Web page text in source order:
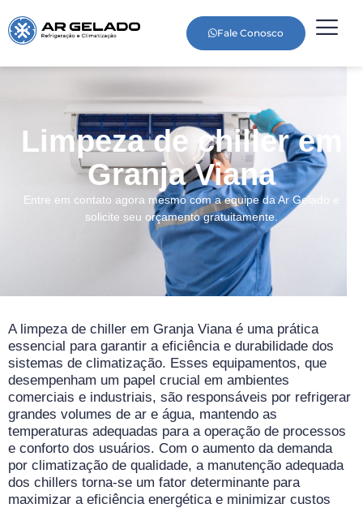
Fale Conosco
Limpeza de chiller em
Granja Viana
Entre em contato agora mesmo com a equipe da Ar Gelado e
solicite seu orçamento gratuitamente.
A limpeza de chiller em Granja Viana é uma prática
essencial para garantir a eficiência e durabilidade dos
sistemas de climatização. Esses equipamentos, que
desempenham um papel crucial em ambientes
comerciais e industriais, são responsáveis por refrigerar
grandes volumes de ar e água, mantendo as
temperaturas adequadas para a operação de processos
e conforto dos usuários. Com o aumento da demanda
por climatização de qualidade, a manutenção adequada
dos chillers torna-se um fator determinante para
maximizar a eficiência energética e minimizar custos